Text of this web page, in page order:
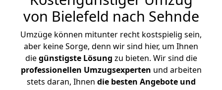
von Bielefeld nach Sehnde
Umzüge können mitunter recht kostspielig sein,
aber keine Sorge, denn wir sind hier, um Ihnen
diegünstigste Lösung zu bieten. Wir sind die
professionellen Umzugsexperten und arbeiten
stets daran, Ihnen die besten Angebote und